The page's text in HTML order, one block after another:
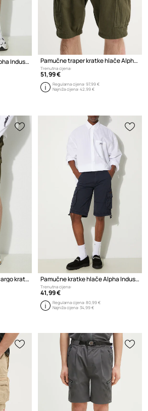
Pamučne kratke hlače Alpha Industries
Pamučne traper kratke hlače Alpha Industries Aircraft
Trenutna cijena:
51,99 €
Regularna cijena:97,99 €
Najniža cijena:42,99 €
Alpha Industries Airman cargo kratke hlače od pamuka s elastanom za muškarce Pamučne kratke hlače Alpha Industries Jet Short
Trenutna cijena:
41,99 €
Regularna cijena:80,99 €
Najniža cijena:34,99 €